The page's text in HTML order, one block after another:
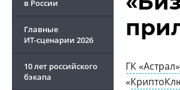
в России
Главные
ИТ-сценарии 2026
10 лет российского
бэкапа
ГК «Астрал»
«